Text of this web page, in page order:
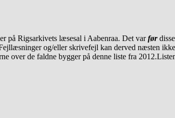
på Rigsarkivets læsesal i Aabenraa. Det varfør
og/eller skrivefejl kan derved næsten
over de faldne bygger på denne liste fra